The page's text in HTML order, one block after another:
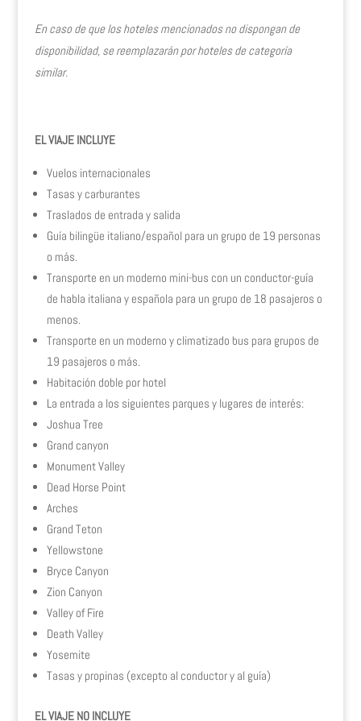
En caso de que los hoteles mencionados no dispongan de
disponibilidad, se reemplazarán por hoteles de categoría
similar.
EL VIAJE INCLUYE
Vuelos internacionales
Tasas y carburantes
Traslados de entrada y salida
Guía bilingüe italiano/español para un grupo de 19 personas
o más.
Transporte en un moderno mini-bus con un conductor-guía
de habla italiana y española para un grupo de 18 pasajeros o
menos.
Transporte en un moderno y climatizado bus para grupos de
19 pasajeros o más.
Habitación doble por hotel
La entrada a los siguientes parques y lugares de interés:
Joshua Tree
Grand canyon
Monument Valley
Dead Horse Point
Arches
Grand Teton
Yellowstone
Bryce Canyon
Zion Canyon
Valley of Fire
Death Valley
Yosemite
Tasas y propinas (excepto al conductor y al guía)
EL VIAJE NO INCLUYE